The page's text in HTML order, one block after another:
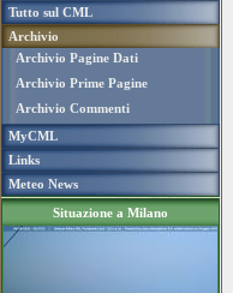
Tutto sul CML
Archivio
Archivio Pagine Dati
Archivio Prime Pagine
Archivio Commenti
MyCML
Links
Meteo News
Situazione a Milano